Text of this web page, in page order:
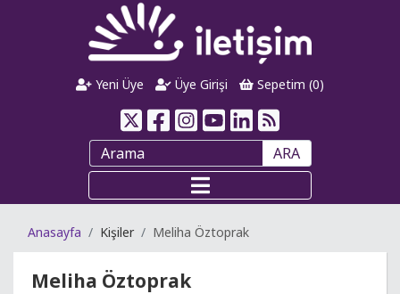
Yeni Üye Üye Girişi Sepetim (0)
ARA
Anasayfa Kişiler Meliha Öztoprak
Meliha Öztoprak